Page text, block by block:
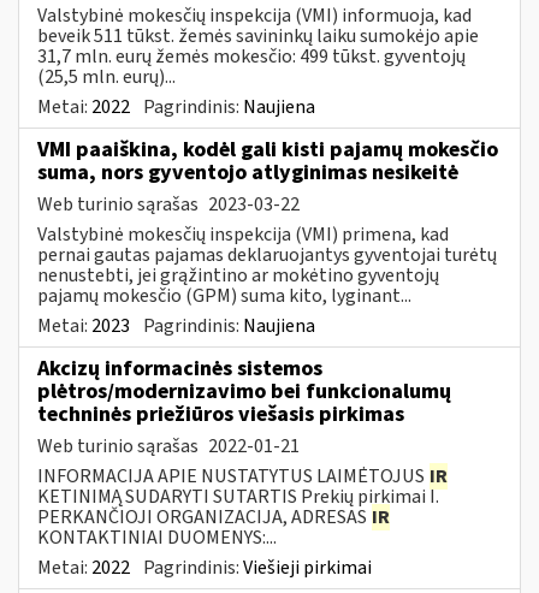
Valstybinė mokesčių inspekcija (VMI) informuoja, kad
beveik 511 tūkst. žemės savininkų laiku sumokėjo apie
31,7 mln. eurų žemės mokesčio: 499 tūkst. gyventojų
(25,5 mln. eurų)...
Metai: 2022 Pagrindinis: Naujiena
VMI paaiškina, kodėl gali kisti pajamų mokesčio
suma, nors gyventojo atlyginimas nesikeitė
Web turinio sąrašas 2023-03-22
Valstybinė mokesčių inspekcija (VMI) primena, kad
pernai gautas pajamas deklaruojantys gyventojai turėtų
nenustebti, jei grąžintino ar mokėtino gyventojų
pajamų mokesčio (GPM) suma kito, lyginant...
Metai: 2023 Pagrindinis: Naujiena
Akcizų informacinės sistemos
plėtros/modernizavimo bei funkcionalumų
techninės priežiūros viešasis pirkimas
Web turinio sąrašas 2022-01-21
INFORMACIJA APIE NUSTATYTUS LAIMĖTOJUS IR
KETINIMĄ SUDARYTI SUTARTIS Prekių pirkimai I.
PERKANČIOJI ORGANIZACIJA, ADRESAS IR
KONTAKTINIAI DUOMENYS:...
Metai: 2022 Pagrindinis:Viešieji pirkimai